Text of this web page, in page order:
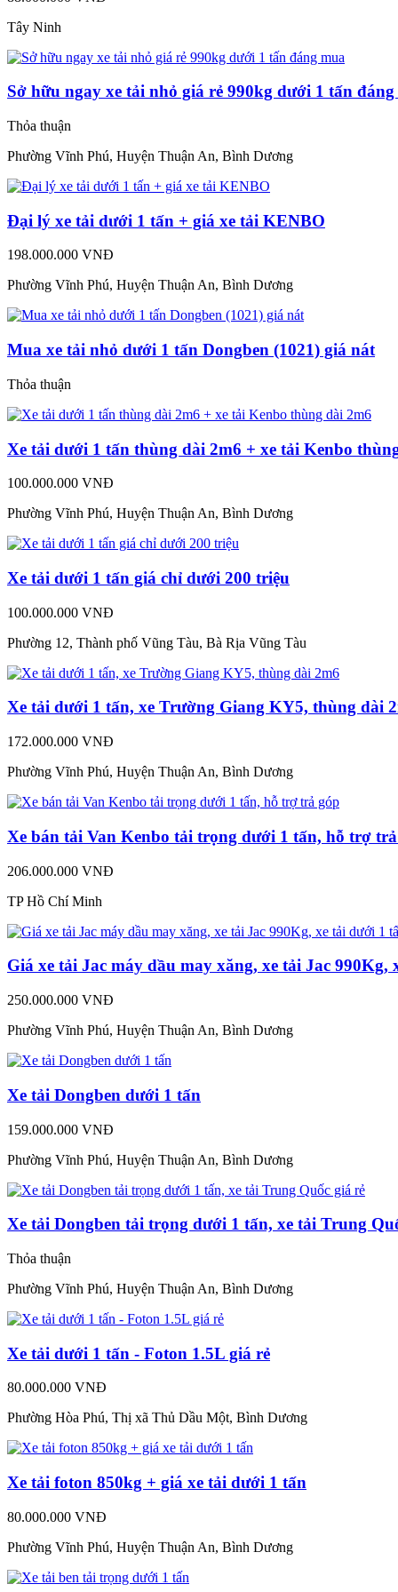
Tây Ninh
Sở hữu ngay xe tải nhỏ giá rẻ 990kg dưới 1 tấn
Thỏa thuận
Phường Vĩnh Phú, Huyện Thuận An, Bình Dương
Đại lý xe tải dưới 1 tấn + giá xe tải KENBO
198.000.000 VNĐ
Phường Vĩnh Phú, Huyện Thuận An, Bình Dương
Mua xe tải nhỏ dưới 1 tấn Dongben (1021) giá nát
Thỏa thuận
Xe tải dưới 1 tấn thùng dài 2m6 + xe tải Kenbo
100.000.000 VNĐ
Phường Vĩnh Phú, Huyện Thuận An, Bình Dương
Xe tải dưới 1 tấn giá chỉ dưới 200 triệu
100.000.000 VNĐ
Phường 12, Thành phố Vũng Tàu, Bà Rịa Vũng Tàu
Xe tải dưới 1 tấn, xe Trường Giang KY5, thùng dài
172.000.000 VNĐ
Phường Vĩnh Phú, Huyện Thuận An, Bình Dương
Xe bán tải Van Kenbo tải trọng dưới 1 tấn, hỗ trợ
206.000.000 VNĐ
TP Hồ Chí Minh
Giá xe tải Jac máy dầu may xăng, xe tải Jac 990Kg,
250.000.000 VNĐ
Phường Vĩnh Phú, Huyện Thuận An, Bình Dương
Xe tải Dongben dưới 1 tấn
159.000.000 VNĐ
Phường Vĩnh Phú, Huyện Thuận An, Bình Dương
Xe tải Dongben tải trọng dưới 1 tấn, xe tải Trung
Thỏa thuận
Phường Vĩnh Phú, Huyện Thuận An, Bình Dương
Xe tải dưới 1 tấn - Foton 1.5L giá rẻ
80.000.000 VNĐ
Phường Hòa Phú, Thị xã Thủ Dầu Một, Bình Dương
Xe tải foton 850kg + giá xe tải dưới 1 tấn
80.000.000 VNĐ
Phường Vĩnh Phú, Huyện Thuận An, Bình Dương